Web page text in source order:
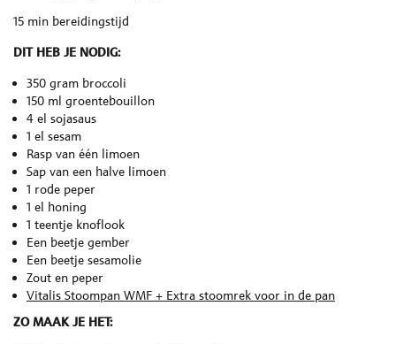
15 min bereidingstijd
DIT HEB JE NODIG:
350 gram broccoli
150 ml groentebouillon
4 el sojasaus
1 el sesam
Rasp van één limoen
Sap van een halve limoen
1 rode peper
1 el honing
1 teentje knoflook
Een beetje gember
Een beetje sesamolie
Zout en peper
Vitalis Stoompan WMF + Extra stoomrek voor in de pan
ZO MAAK JE HET: